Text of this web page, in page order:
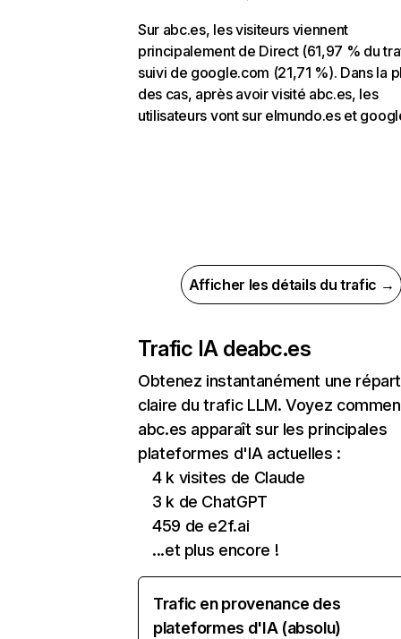
Sur abc.es, les visiteurs viennent
principalement de Direct (61,97 % du
suivi de google.com (21,71 %). Dans la
des cas, après avoir visité abc.es, les
utilisateurs vont sur elmundo.es et
Afficher les détails du trafic →
Trafic IA deabc.es
Obtenez instantanément une
claire du trafic LLM. Voyez
abc.es apparaît sur les principales
plateformes d'IA actuelles :
4 k visites de Claude
3 k de ChatGPT
459 de e2f.ai
...et plus encore !
Trafic en provenance des
plateformes d'IA (absolu)